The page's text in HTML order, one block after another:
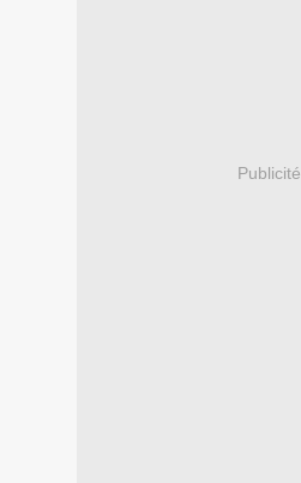
Publicité